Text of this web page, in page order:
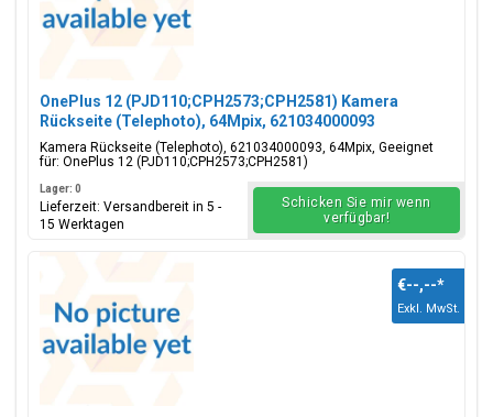
OnePlus 12 (PJD110;CPH2573;CPH2581) Kamera
Rückseite (Telephoto), 64Mpix, 621034000093
Kamera Rückseite (Telephoto), 621034000093, 64Mpix, Geeignet
für: OnePlus 12 (PJD110;CPH2573;CPH2581)
Lager: 0
Lieferzeit: Versandbereit in 5 -
15 Werktagen
Schicken Sie mir wenn
verfügbar!
€--,--*
Exkl. MwSt.